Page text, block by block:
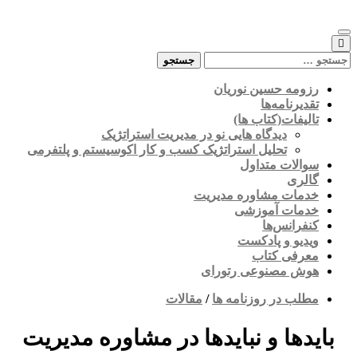
to
content
جستجو
رزومه حسین نوریان
تقدیرنامه‌ها
تالیفات(کتاب ها)
دیدگاه هایی نو در مدیریت استراتژیک
تحلیل استراتژیک کسب و کار اکوسیستم و پلتفرمی
سوالات متداول
گالری
خدمات مشاوره مدیریت
خدمات آموزشی
کنفرانس‌ها
ویدیو و پادکست
معرفی کتاب
هوش مصنوعی رتورای
مطلب در روزنامه ها / مقالات
بایدها و نبایدها در مشاوره مدیریت